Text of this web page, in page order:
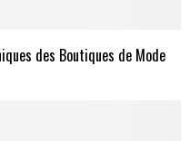
des Boutiques de Mode